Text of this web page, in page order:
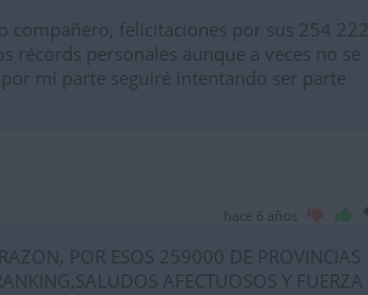
compañero, felicitaciones por sus 254 222
récords personales aunque a veces no se
mi parte seguiré intentando ser parte
hace 6 años
POR ESOS 259000 DE PROVINCIAS
AFECTUOSOS Y FUERZA